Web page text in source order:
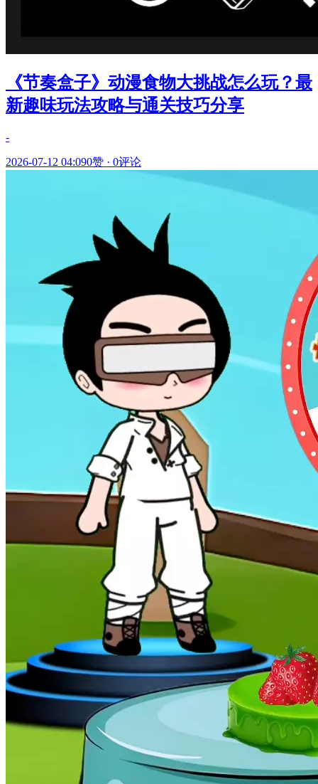
《节奏盒子》动漫食物大挑战怎么玩？最
新趣味玩法攻略与通关技巧分享
-
2026-07-12 04:090赞 · 0评论